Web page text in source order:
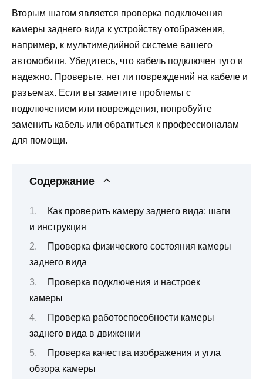
Вторым шагом является проверка подключения
камеры заднего вида к устройству отображения,
например, к мультимедийной системе вашего
автомобиля. Убедитесь, что кабель подключен туго и
надежно. Проверьте, нет ли повреждений на кабеле и
разъемах. Если вы заметите проблемы с
подключением или повреждения, попробуйте
заменить кабель или обратиться к профессионалам
для помощи.
Содержание
Как проверить камеру заднего вида: шаги
и инструкция
Проверка физического состояния камеры
заднего вида
Проверка подключения и настроек
камеры
Проверка работоспособности камеры
заднего вида в движении
Проверка качества изображения и угла
обзора камеры